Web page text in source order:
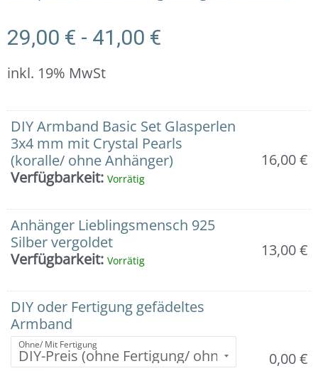
29,00 € - 41,00 €
inkl. 19% MwSt
DIY Armband Basic Set Glasperlen
3x4 mm mit Crystal Pearls
(koralle/ ohne Anhänger)
Verfügbarkeit: Vorrätig
16,00€
Anhänger Lieblingsmensch 925
Silber vergoldet
Verfügbarkeit: Vorrätig
13,00€
DIY oder Fertigung gefädeltes
Armband
Ohne/ Mit Fertigung
0,00€
Armband:
Blaue
Glasperlen
mit
Crystal
und
Lieblingsmensch
Anhänger
925er
Silber
vergoldet
Menge